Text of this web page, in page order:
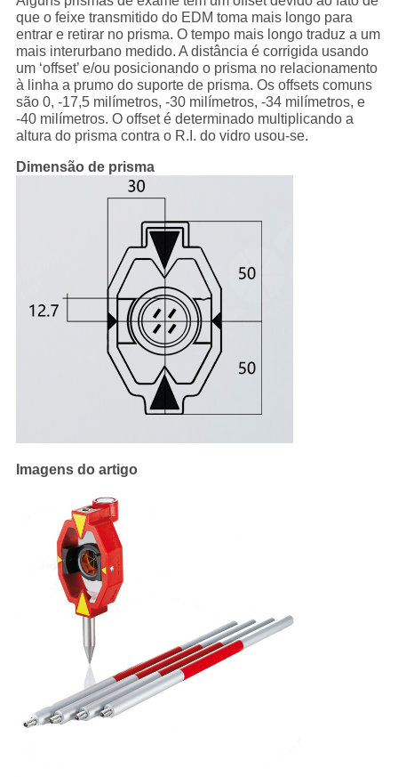
que o feixe transmitido do EDM toma mais longo para
entrar e retirar no prisma. O tempo mais longo traduz a um
mais interurbano medido. A distância é corrigida usando
um ‘offset’ e/ou posicionando o prisma no relacionamento
à linha a prumo do suporte de prisma. Os offsets comuns
são 0, -17,5 milímetros, -30 milímetros, -34 milímetros, e
-40 milímetros. O offset é determinado multiplicando a
altura do prisma contra o R.I. do vidro usou-se.
Dimensão de prisma
Imagens do artigo